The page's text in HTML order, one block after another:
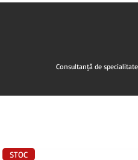
Consultanță de specialitate
STOC